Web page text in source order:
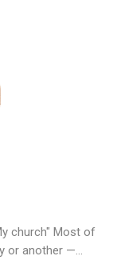
church" Most of
or another —...